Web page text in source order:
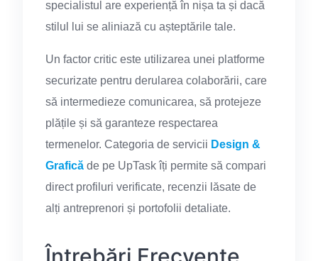
specialistul are experiență în nișa ta și dacă
stilul lui se aliniază cu așteptările tale.
Un factor critic este utilizarea unei platforme
securizate pentru derularea colaborării, care
să intermedieze comunicarea, să protejeze
plățile și să garanteze respectarea
termenelor. Categoria de servicii Design &
Grafică de pe UpTask îți permite să compari
direct profiluri verificate, recenzii lăsate de
alți antreprenori și portofolii detaliate.